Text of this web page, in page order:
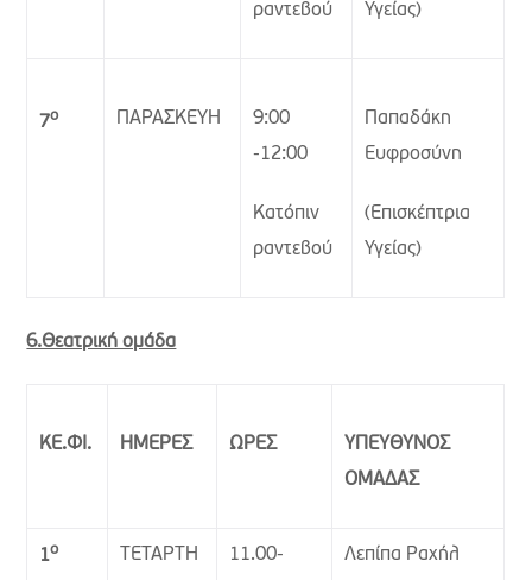
ραντεβού
Υγείας)
7ο ΠΑΡΑΣΚΕΥΗ
9:00
-12:00
Κατόπιν
ραντεβού
Παπαδάκη
Ευφροσύνη
(Επισκέπτρια
Υγείας)
6.Θεατρική ομάδα
ΚΕ.ΦΙ. ΗΜΕΡΕΣ ΩΡΕΣ
ΥΠΕΥΘΥΝΟΣ
ΟΜΑΔΑΣ
1ο ΤΕΤΑΡΤΗ
11.00-
Λεπίπα Ραχήλ